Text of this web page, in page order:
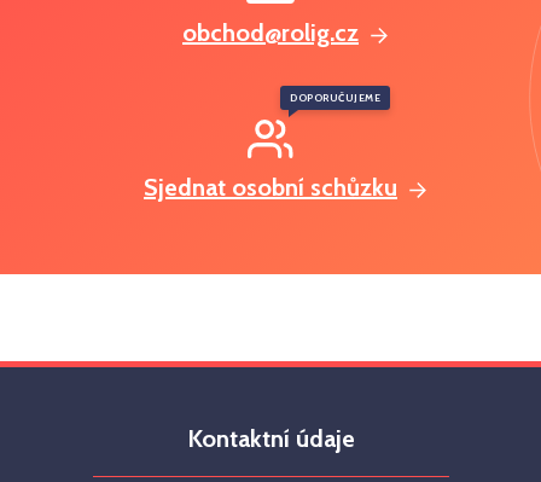
obchod@rolig.cz
Sjednat osobní schůzku
DOPORUČUJEME
Kontaktní údaje